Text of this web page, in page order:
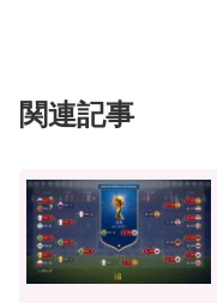
関連記事